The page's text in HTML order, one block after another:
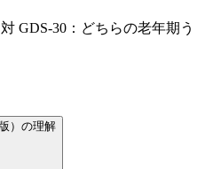
GDS-30：どちらの老年期う
）の理解